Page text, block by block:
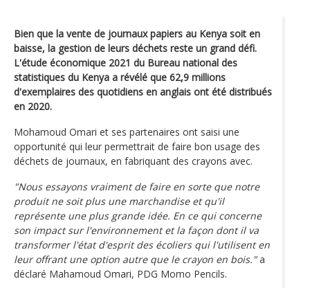
Bien que la vente de journaux papiers au Kenya soit en
baisse, la gestion de leurs déchets reste un grand défi.
L'étude économique 2021 du Bureau national des
statistiques du Kenya a révélé que 62,9 millions
d'exemplaires des quotidiens en anglais ont été distribués
en 2020.
Mohamoud Omari et ses partenaires ont saisi une
opportunité qui leur permettrait de faire bon usage des
déchets de journaux, en fabriquant des crayons avec.
"Nous essayons vraiment de faire en sorte que notre
produit ne soit plus une marchandise et qu'il
représente une plus grande idée. En ce qui concerne
son impact sur l'environnement et la façon dont il va
transformer l'état d'esprit des écoliers qui l'utilisent en
leur offrant une option autre que le crayon en bois."a
déclaré Mahamoud Omari, PDG Momo Pencils.